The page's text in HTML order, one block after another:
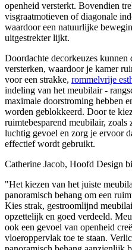
openheid versterkt. Bovendien
visgraatmotieven of diagonale
waardoor een natuurlijke
uitgestrekter lijkt.
Doordachte decorkeuzes
versterken, waardoor je kamer
voor een strakke, rommelvrije
indeling van het meubilair -
maximale doorstroming hebben
worden geblokkeerd. Door te
ruimtebesparend meubilair, zoals
luchtig gevoel en zorg je ervoor
effectief wordt gebruikt.
Catherine Jacob, Hoofd Design
"Het kiezen van het juiste
panoramisch behang om een
Kies strak, gestroomlijnd
opzettelijk en goed verdeeld.
ook een gevoel van openheid
vloeroppervlak toe te staan.